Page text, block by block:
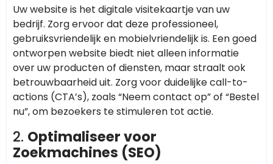
Uw website is het digitale visitekaartje van uw
bedrijf. Zorg ervoor dat deze professioneel,
gebruiksvriendelijk en mobielvriendelijk is. Een goed
ontworpen website biedt niet alleen informatie
over uw producten of diensten, maar straalt ook
betrouwbaarheid uit. Zorg voor duidelijke call-to-
actions (CTA’s), zoals “Neem contact op” of “Bestel
nu”, om bezoekers te stimuleren tot actie.
2. Optimaliseer voor
Zoekmachines (SEO)